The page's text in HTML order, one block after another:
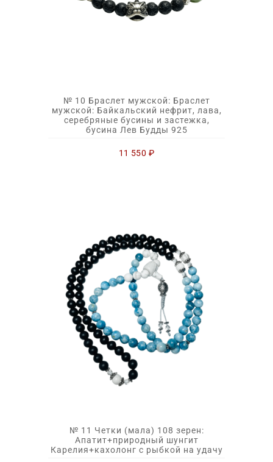
№ 10 Браслет мужской: Браслет
мужской: Байкальский нефрит, лава,
серебряные бусины и застежка,
бусина Лев Будды 925
11 550 ₽
№ 11 Четки (мала) 108 зерен:
Апатит+природный шунгит
Карелия+кахолонг с рыбкой на удачу